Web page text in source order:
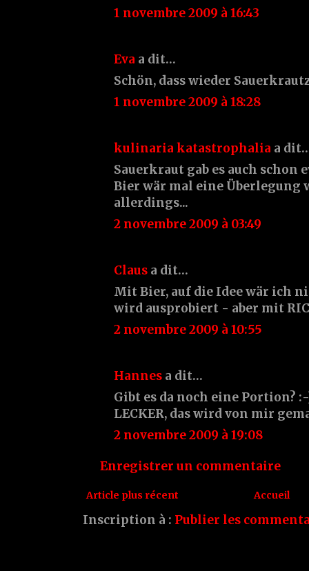
1 novembre 2009 à 16:43
Eva a dit…
Schön, dass wieder
1 novembre 2009 à 18:28
kulinaria katastrophalia a
Sauerkraut gab es auch
Bier wär mal eine Überlegung
allerdings...
2 novembre 2009 à 03:49
Claus a dit…
Mit Bier, auf die Idee wär ich
wird ausprobiert - aber mit
2 novembre 2009 à 10:55
Hannes a dit…
Gibt es da noch eine Portion?
LECKER, das wird von mir
2 novembre 2009 à 19:08
Enregistrer un commentaire
Article plus récent Accueil
Inscription à : Publier les